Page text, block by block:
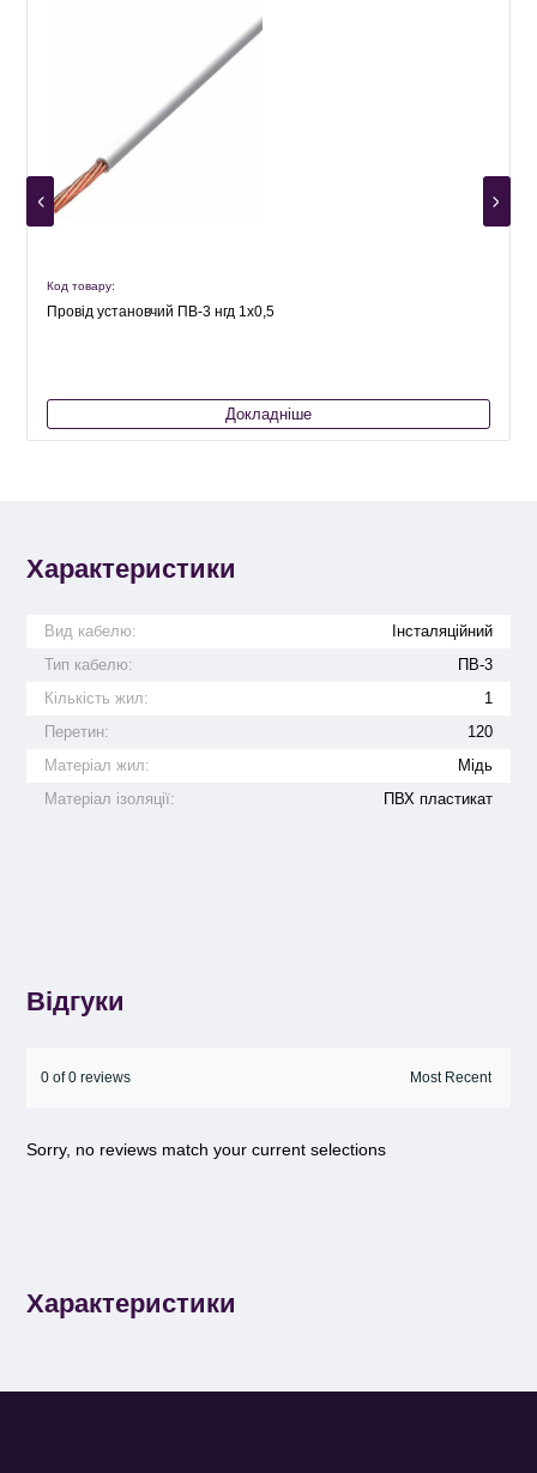
Код товару:
Провід установчий ПВ-3 нгд 1х0,5
Докладніше
Характеристики
Вид кабелю:
Інсталяційний
Тип кабелю:
ПВ-3
Кількість жил:
1
Перетин:
120
Матеріал жил:
Мідь
Матеріал ізоляції:
ПВХ пластикат
Відгуки
0 of 0 reviews
Sorry, no reviews match your current selections
Характеристики